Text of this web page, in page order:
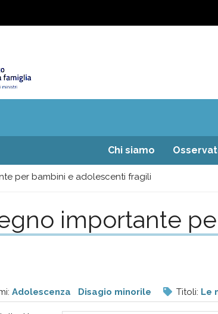
Chi siamo
per bambini e adolescenti fragili
importante
Adolescenza Disagio minorile Titoli: Le